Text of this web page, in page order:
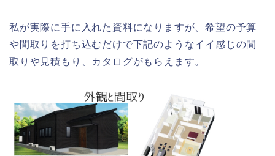
私が実際に手に入れた資料になりますが、希望の予算
や間取りを打ち込むだけで下記のようなイイ感じの間
取りや見積もり、カタログがもらえます。